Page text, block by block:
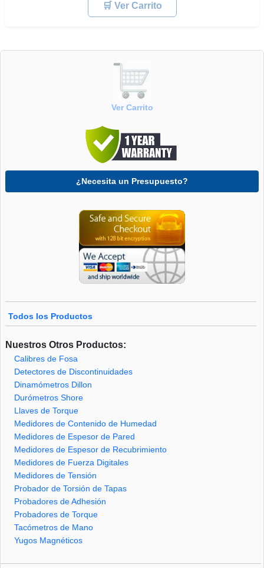
🛒 Ver Carrito
Ver Carrito
¿Necesita un Presupuesto?
Todos los Productos
Nuestros Otros Productos:
Calibres de Fosa
Detectores de Discontinuidades
Dinamómetros Dillon
Durómetros Shore
Llaves de Torque
Medidores de Contenido de Humedad
Medidores de Espesor de Pared
Medidores de Espesor de Recubrimiento
Medidores de Fuerza Digitales
Medidores de Tensión
Probador de Torsión de Tapas
Probadores de Adhesión
Probadores de Torque
Tacómetros de Mano
Yugos Magnéticos